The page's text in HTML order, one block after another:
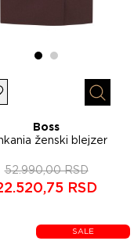
želja Brzi
Boss
ženski blejzer
52.990,00 RSD
RSD
SALE